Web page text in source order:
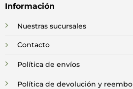
Información
Nuestras sucursales
Contacto
Política de envíos
Política de devolución y